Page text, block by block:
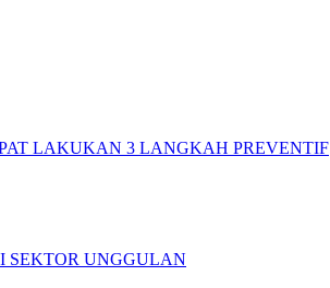
LAKUKAN 3 LANGKAH PREVENTIF
SEKTOR UNGGULAN